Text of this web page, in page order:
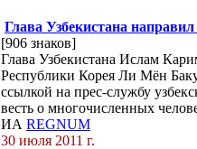
Глава Узбекистана
[906 знаков]
Глава Узбекистана Ислам
Республики Корея Ли Мён
ссылкой на прес-службу
весть о многочисленных
ИА REGNUM
30 июля 2011 г.